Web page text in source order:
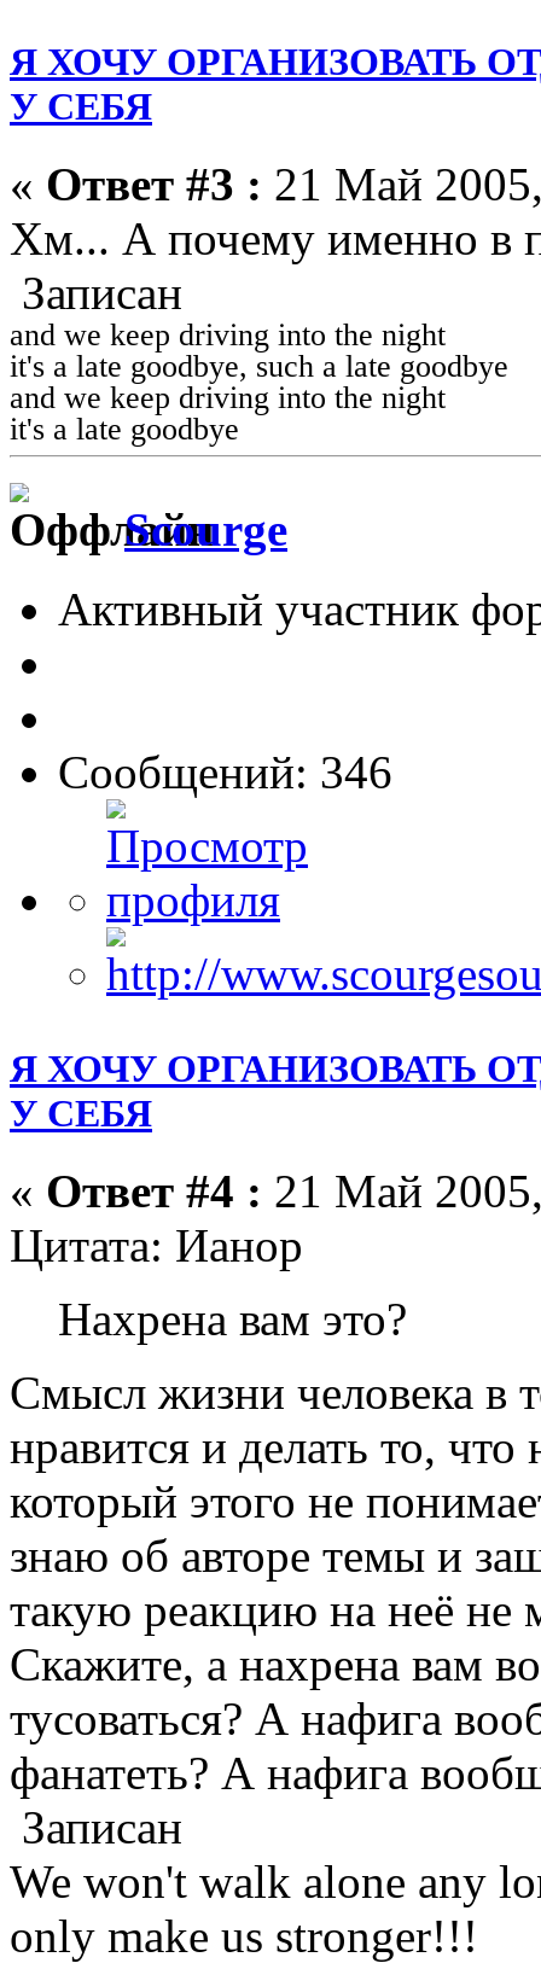
Я ХОЧУ ОРГАНИЗОВАТЬ
У СЕБЯ
« Ответ #3 : 21 Май
Хм... А почему именно в
Записан
and we keep driving into the night
it's a late goodbye, such a late goodbye
and we keep driving into the night
it's a late goodbye
Scourge
Активный участник
Сообщений: 346
Я ХОЧУ ОРГАНИЗОВАТЬ
У СЕБЯ
« Ответ #4 : 21 Май
Цитата: Ианор
Нахрена вам это?
Смысл жизни человека в
нравится и делать то, что
который этого не
знаю об авторе темы и
такую реакцию на неё не
Скажите, а нахрена вам
тусоваться? А нафига
фанатеть? А нафига
Записан
We won't walk alone any
only make us stronger!!!